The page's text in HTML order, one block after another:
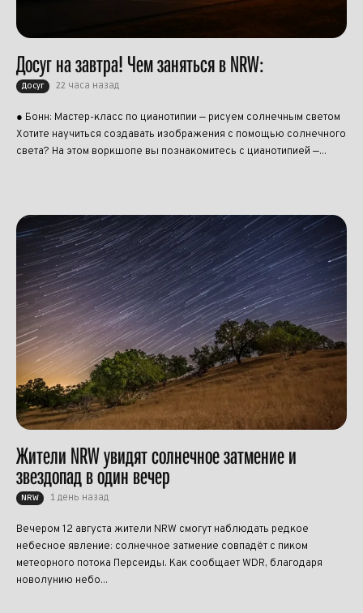
Досуг на завтра! Чем заняться в NRW:
Досуг 22 часа назад
● Бонн: Мастер-класс по цианотипии — рисуем солнечным светом
Хотите научиться создавать изображения с помощью солнечного
света? На этом воркшопе вы познакомитесь с цианотипией —...
Жители NRW увидят солнечное затмение и
звездопад в один вечер
NRW 1 день назад
Вечером 12 августа жители NRW смогут наблюдать редкое
небесное явление: солнечное затмение совпадёт с пиком
метеорного потока Персеиды. Как сообщает WDR, благодаря
новолунию небо...